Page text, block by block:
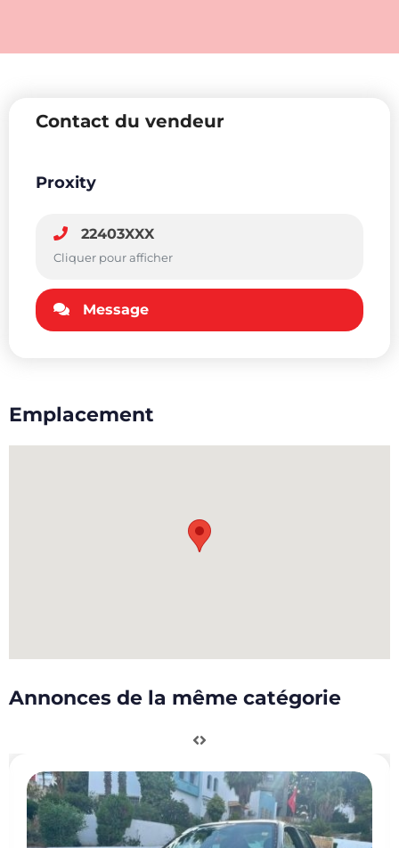
Contact du vendeur
Proxity
22403XXX
Cliquer pour afficher
Message
Emplacement
Annonces de la même catégorie